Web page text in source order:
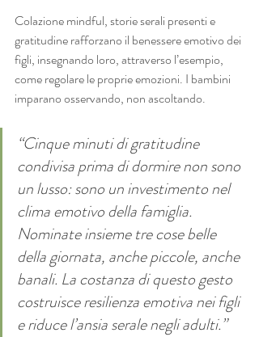
Colazione mindful, storie serali presenti e
gratitudine rafforzano il benessere emotivo dei
figli, insegnando loro, attraverso l’esempio,
come regolare le proprie emozioni. I bambini
imparano osservando, non ascoltando.
“Cinque minuti di gratitudine
condivisa prima di dormire non sono
un lusso: sono un investimento nel
clima emotivo della famiglia.
Nominate insieme tre cose belle
della giornata, anche piccole, anche
banali. La costanza di questo gesto
costruisce resilienza emotiva nei figli
e riduce l’ansia serale negli adulti.”